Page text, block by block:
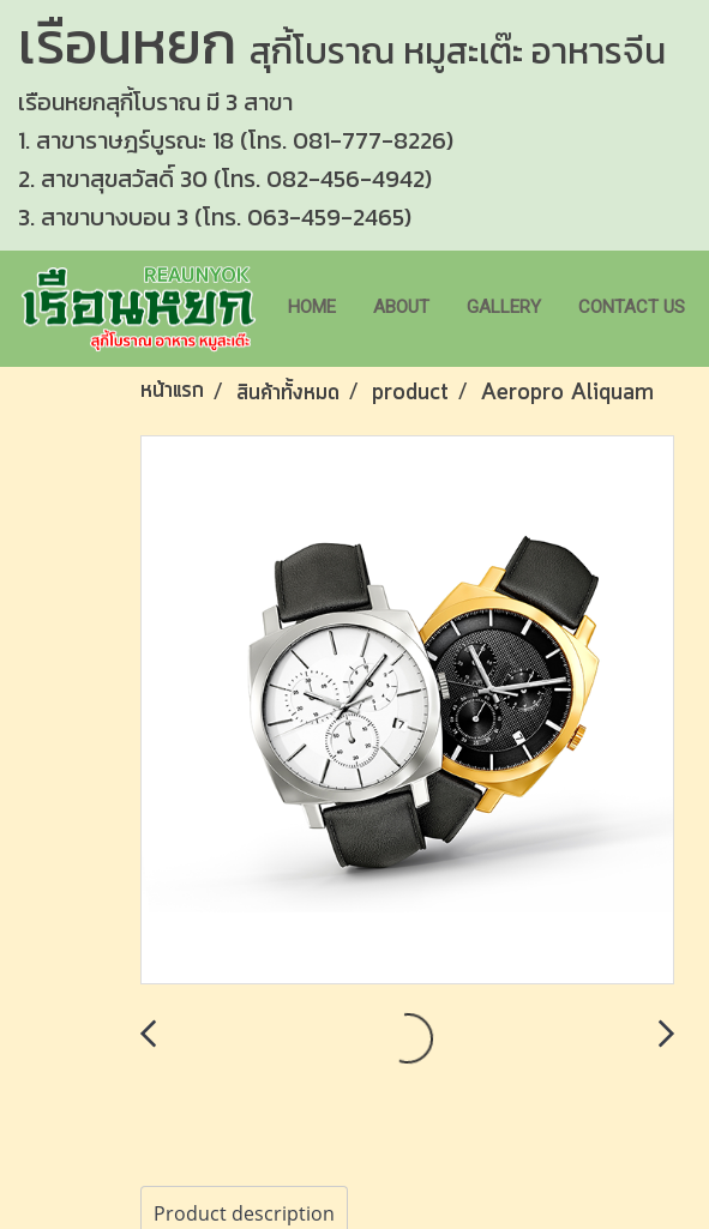
เรือนหยก สุกี้โบราณ หมูสะเต๊ะ อาหารจีน
เรือนหยกสุกี้โบราณ มี 3 สาขา
1. สาขาราษฎร์บูรณะ 18 (โทร. 081-777-8226)
2. สาขาสุขสวัสดิ์ 30 (โทร. 082-456-4942)
3. สาขาบางบอน 3 (โทร. 063-459-2465)
HOME ABOUT GALLERY CONTACT US
หน้าแรก สินค้าทั้งหมด product Aeropro Aliquam
Product description